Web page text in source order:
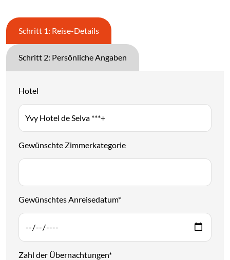
Schritt 1: Reise-Details
Schritt 2: Persönliche Angaben
Hotel
Gewünschte Zimmerkategorie
Gewünschtes Anreisedatum*
Zahl der Übernachtungen*